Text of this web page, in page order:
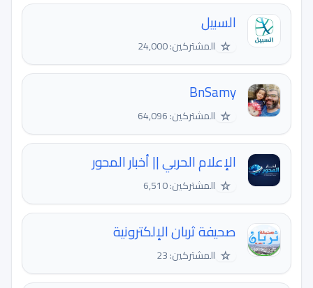
السبيل
☆ المشتركين: 24,000
BnSamy
☆ المشتركين: 64,096
الإعلام الحربي || أخبار المحور
☆ المشتركين: 6,510
صحيفة ثربان الإلكترونية
☆ المشتركين: 23